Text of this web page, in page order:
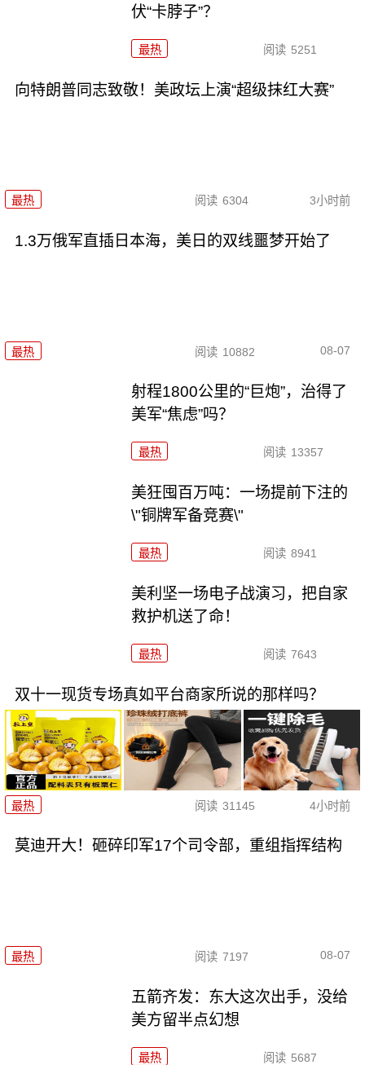
伏“卡脖子”？
最热 阅读 5251
向特朗普同志致敬！美政坛上演“超级抹红大赛”
最热 阅读 6304 3小时前
1.3万俄军直插日本海，美日的双线噩梦开始了
最热 阅读 10882 08-07
射程1800公里的“巨炮”，治得了
美军“焦虑”吗？
最热 阅读 13357
美狂囤百万吨：一场提前下注的
\"铜牌军备竞赛\"
最热 阅读 8941
美利坚一场电子战演习，把自家
救护机送了命！
最热 阅读 7643
双十一现货专场真如平台商家所说的那样吗？
最热 阅读 31145 4小时前
莫迪开大！砸碎印军17个司令部，重组指挥结构
最热 阅读 7197 08-07
五箭齐发：东大这次出手，没给
美方留半点幻想
最热 阅读 5687